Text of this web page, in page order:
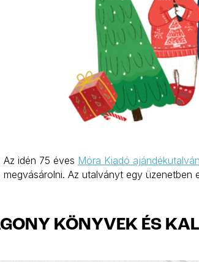
Az idén 75 éves Móra Kiadó
megvásárolni. Az utalványt egy üzenetben
KÖNYVEK ÉS